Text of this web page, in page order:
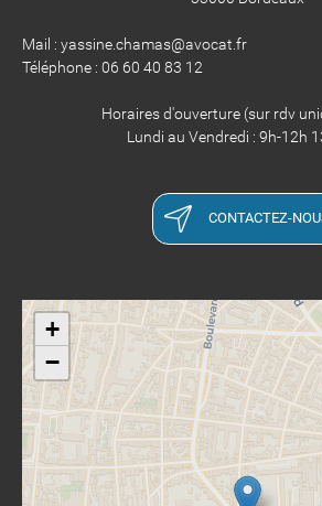
Mail : yassine.chamas@avocat.fr
Téléphone : 06 60 40 83 12
Horaires d'ouverture (sur rdv
Lundi au Vendredi : 9h-12h
CONTACTEZ-
+
−